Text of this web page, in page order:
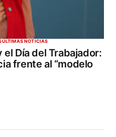
ÚLTIMAS NOTICIAS
Día del Trabajador:
frente al “modelo